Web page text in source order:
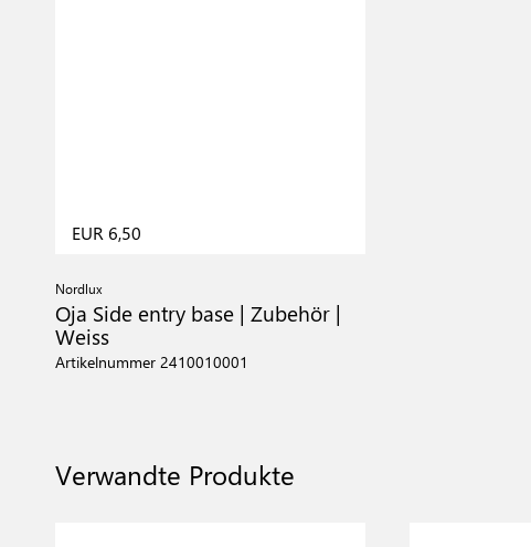
EUR 6,50
Nordlux
Oja Side entry base | Zubehör |
Weiss
Artikelnummer 2410010001
Verwandte Produkte